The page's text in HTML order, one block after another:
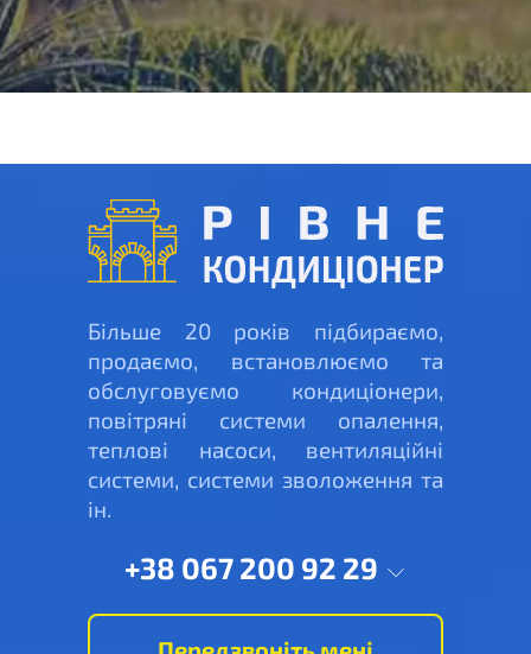
Більше 20 років підбираємо,
продаємо, встановлюємо та
обслуговуємо кондиціонери,
повітряні системи опалення,
теплові насоси, вентиляційні
системи, системи зволоження та
ін.
+38 067 200 92 29